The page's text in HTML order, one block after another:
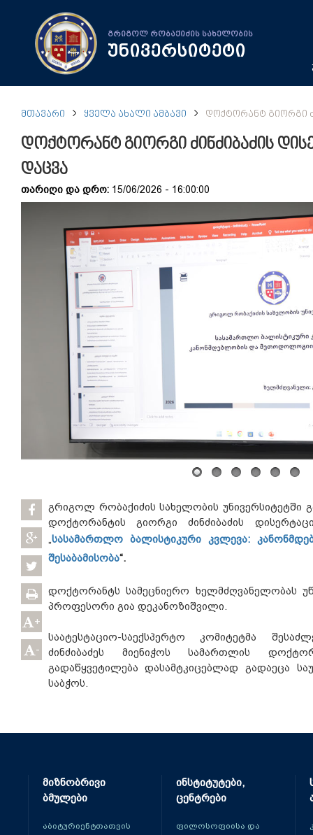
გრიგოლ რობაქიძის სახელობის
უნივერსიტეტი
ᲛᲗᲐᲕᲐᲠᲘ ᲧᲕᲔᲚᲐ ᲐᲮᲐᲚᲘ ᲐᲛᲑᲐᲕᲘ ᲓᲝᲥᲢᲝᲠᲐᲜᲢ ᲒᲘᲝᲠᲒᲘ
დოქტორანტ გიორგი ძინძიბაძის
დაცვა
თარიღი და დრო: 15/06/2026 - 16:00:00
+
-
გრიგოლ რობაქიძის სახელობის უნივერსიტეტში
დოქტორანტის გიორგი ძინძიბაძის
„სასამართლო ბალისტიკური კვლევა:
შესაბამისობა“.
დოქტორანტს სამეცნიერო ხელმძღვანელობას
პროფესორი გია დეკანოზიშვილი.
საატესტაციო-საექსპერტო კომიტეტმა
ძინძიბაძეს მიენიჭოს სამართლის
გადაწყვეტილება დასამტკიცებლად გადაეცა
საბჭოს.
მიზნობრივი
ბმულები
აბიტურიენტთათვის
ინსტიტუტები,
ცენტრები
ფილოსოფიისა და